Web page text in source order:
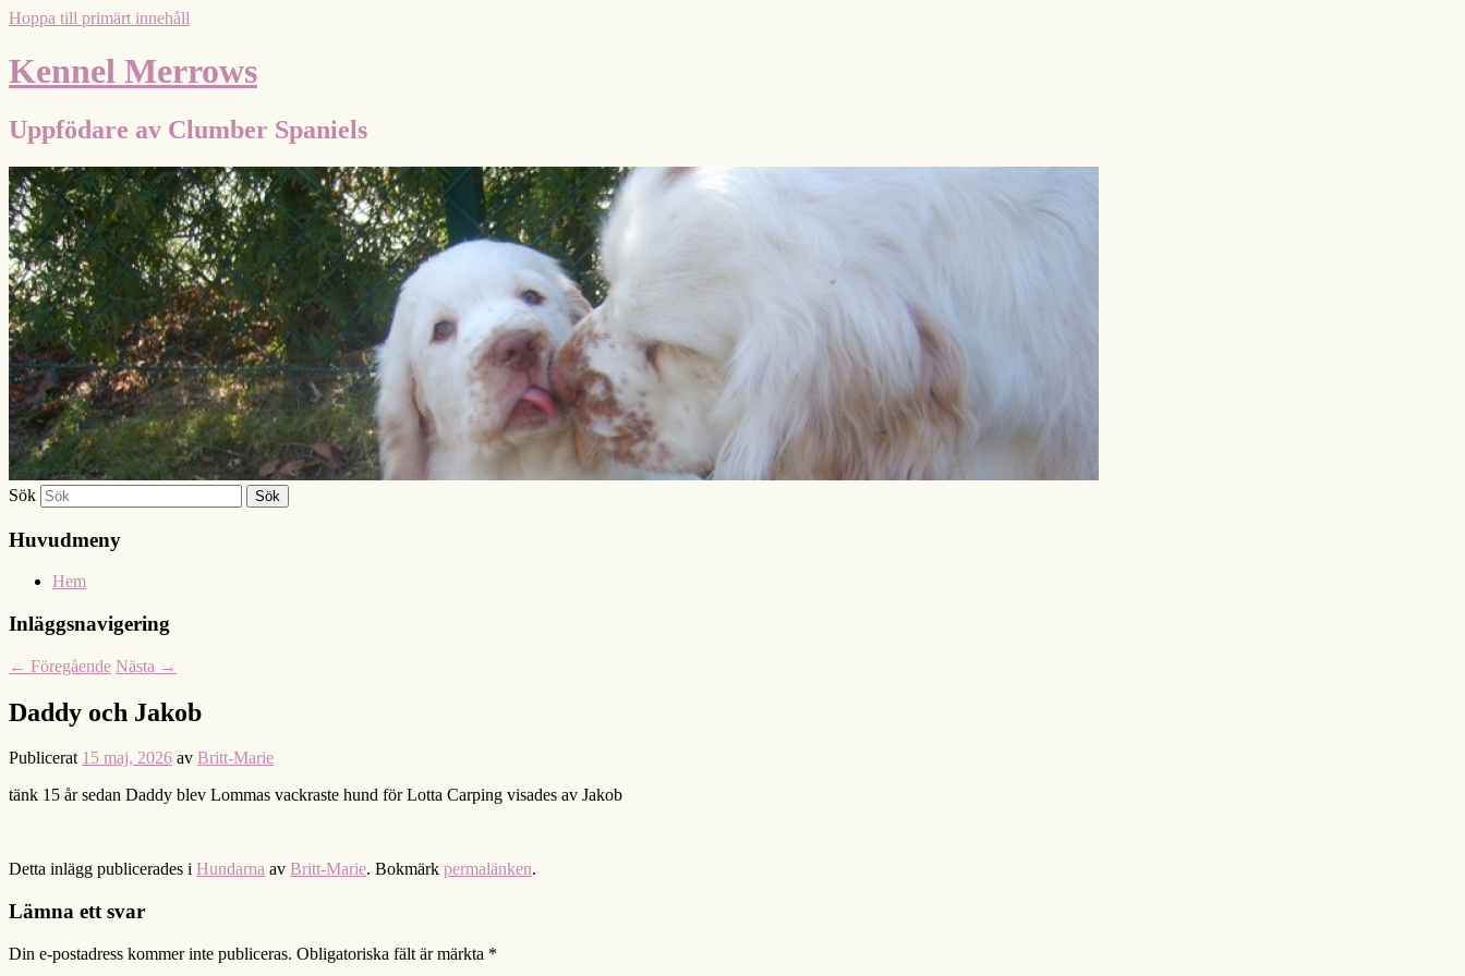
Hoppa till primärt innehåll
Kennel Merrows
Uppfödare av Clumber Spaniels
Sök
Huvudmeny
Hem
Inläggsnavigering
← Föregående Nästa →
Daddy och Jakob
Publicerat 15 maj, 2026 av Britt-Marie
tänk 15 år sedan Daddy blev Lommas vackraste hund för Lotta Carping visades av Jakob
Detta inlägg publicerades i Hundarna av Britt-Marie. Bokmärk permalänken.
Lämna ett svar
Din e-postadress kommer inte publiceras. Obligatoriska fält är märkta *